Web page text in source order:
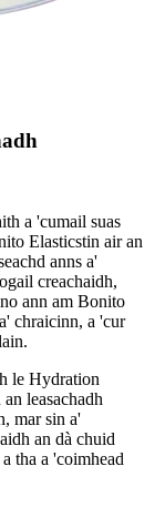
a 'cumail suas
Elasticstin air an
anns a'
creachaidh,
ann am Bonito
chraicinn, a 'cur
le Hydration
leasachadh
mar sin a'
an dà chuid
tha a 'coimhead